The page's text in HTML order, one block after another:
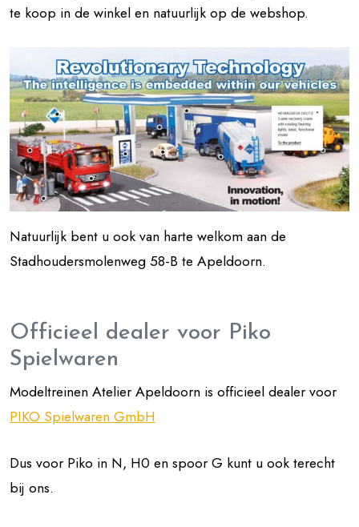
te koop in de winkel en natuurlijk op de webshop.
Natuurlijk bent u ook van harte welkom aan de
Stadhoudersmolenweg 58-B te Apeldoorn.
Officieel dealer voor Piko
Spielwaren
Modeltreinen Atelier Apeldoorn is officieel dealer voor
PIKO Spielwaren GmbH
Dus voor Piko in N, H0 en spoor G kunt u ook terecht
bij ons.